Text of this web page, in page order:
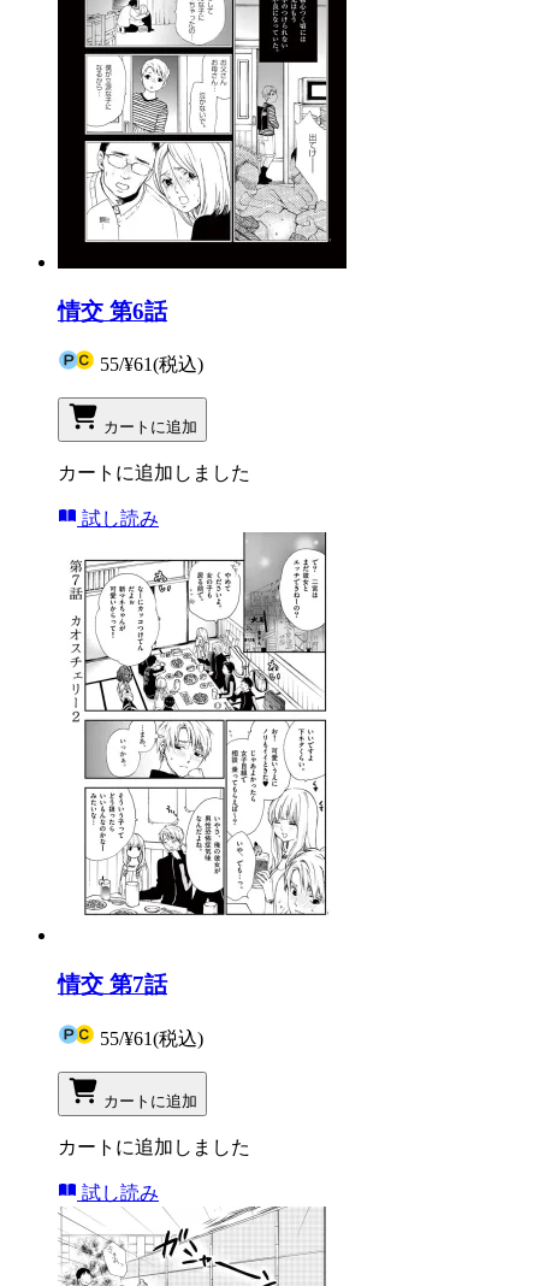
情交 第6話
55/¥61(税込)
カートに追加
カートに追加しました
試し読み
情交 第7話
55/¥61(税込)
カートに追加
カートに追加しました
試し読み